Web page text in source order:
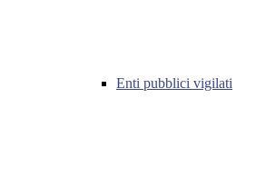
Enti pubblici vigilati